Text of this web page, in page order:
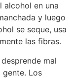
alcohol en una
y luego
se seque, usa
las fibras.
mal
gente. Los